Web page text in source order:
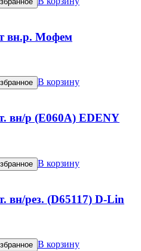
вн.р. Мофем
В корзину
вн/р (Е060А) EDENY
В корзину
вн/рез. (D65117) D-Lin
В корзину